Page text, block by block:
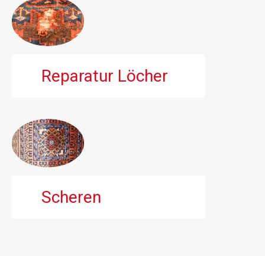
Reparatur Löcher
Scheren